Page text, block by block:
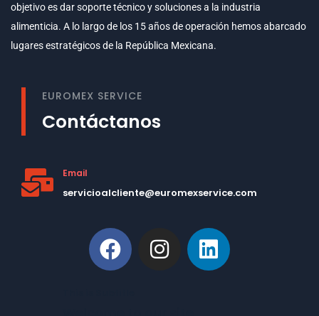
objetivo es dar soporte técnico y soluciones a la industria
alimenticia. A lo largo de los 15 años de operación hemos abarcado
lugares estratégicos de la República Mexicana.
EUROMEX SERVICE
Contáctanos
Email
servicioalcliente@euromexservice.com